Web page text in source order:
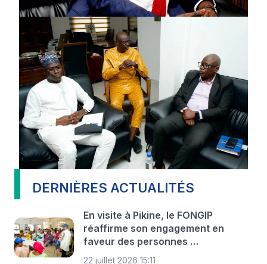
DERNIÈRES ACTUALITÉS
En visite à Pikine, le FONGIP
réaffirme son engagement en
faveur des personnes …
22 juillet 2026 15:11